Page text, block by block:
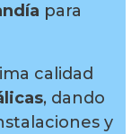
para
calidad
, dando
y